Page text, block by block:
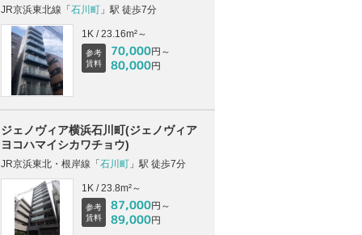
JR京浜東北線「石川町 」駅 徒歩7分
1K / 23.16m²～
参考
賃料
70,000円～
80,000円
ジェノヴィア横浜石川町(ジェノヴィア
ヨコハマイシカワチョウ)
JR京浜東北・根岸線「石川町 」駅 徒歩7分
1K / 23.8m²～
参考
賃料
87,000円～
89,000円